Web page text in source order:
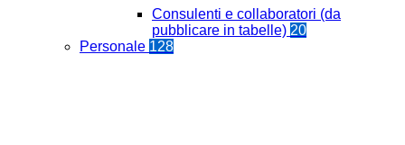
Consulenti e collaboratori (da
pubblicare in tabelle) 20
Personale 128